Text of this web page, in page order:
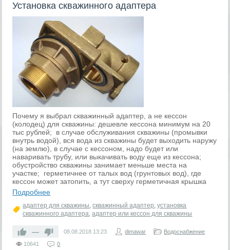
Установка скважинного адаптера
Почему я выбрал скважинный адаптер, а не кессон
(колодец) для скважины: дешевле кессона минимум на 20
тыс рублей; в случае обслуживания скважины (промывки
внутрь водой), вся вода из скважины будет выходить наружу
(на землю), в случае с кессоном, надо будет или
наваривать трубу, или выкачивать воду еще из кессона;
обустройство скважины занимает меньше места на
участке; герметичнее от талых вод (грунтовых вод), где
кессон может затопить, а тут сверху герметичная крышка
Подробнее
адаптер для скважины,скважинный адаптер,установка
скважинного адаптера,адаптер или кессон для скважины
— 08.08.2018 13:23 dimawar
Водоснабжение
10641
0